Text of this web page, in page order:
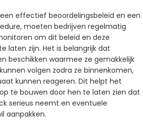
effectief beoordelingsbeleid en een
moeten bedrijven regelmatig
om dit beleid en deze
laten zijn. Het is belangrijk dat
beschikken waarmee ze gemakkelijk
volgen zodra ze binnenkomen,
kunnen reageren. Dit helpt het
te bouwen door hen te laten zien dat
serieus neemt en eventuele
aanpakken.